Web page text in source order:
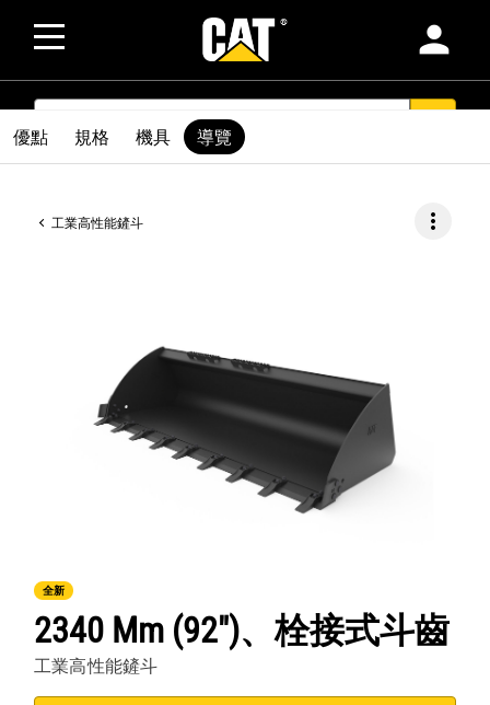
person
SEARCH
工業高性能鏟斗 more_vert
全新
2340 Mm (92")、栓接式斗齒
工業高性能鏟斗
優點 規格 機具 導覽